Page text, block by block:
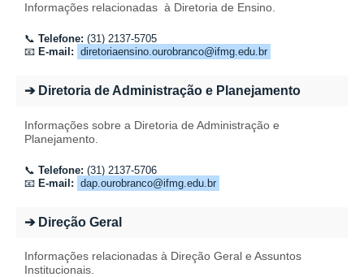
Informações relacionadas à Diretoria de Ensino.
📞 Telefone: (31) 2137-5705
📧 E-mail: diretoriaensino.ourobranco@ifmg.edu.br
➔ Diretoria de Administração e Planejamento
Informações sobre a Diretoria de Administração e
Planejamento
📞 Telefone: (31) 2137-5706
📧 E-mail: dap.ourobranco@ifmg.edu.br
➔ Direção Geral
Informações relacionadas à Direção Geral e Assuntos
Institucionais.